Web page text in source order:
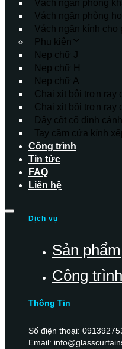
Vách ngăn phòng
Vách ngăn phòng
Vách ngăn kính cho
Phụ kiện
Nẹp chữ J
Nẹp chữ H
Nẹp chữ A
Chai xịt bôi trơn ray
Chai xịt bôi trơn ray
Dây cột cố định cánh
Tay cầm cửa kính
Công trình
Tin tức
FAQ
Liên hệ
Dịch vụ
Sản phẩm
Công trình
Thông Tin
Số điện thoại:
Email: